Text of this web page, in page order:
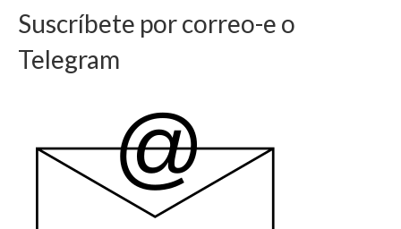
Suscríbete por correo-e o
Telegram